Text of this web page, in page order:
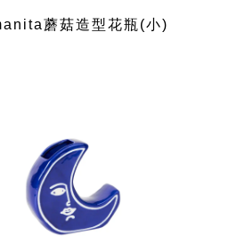
蘑菇造型花瓶(小)